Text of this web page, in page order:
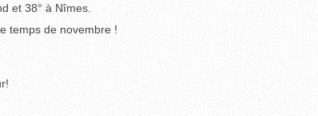
et 38° à Nîmes.
temps de novembre !